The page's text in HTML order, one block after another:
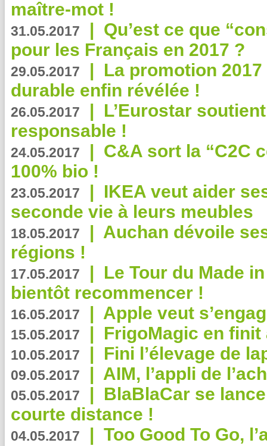
maître-mot !
31.05.2017 | Qu’est ce que
pour les Français en 2017 ?
29.05.2017 | La promotion
durable enfin révélée !
26.05.2017 | L’Eurostar
responsable !
24.05.2017 | C&A sort la “C2C
100% bio !
23.05.2017 | IKEA veut aider
seconde vie à leurs meubles
18.05.2017 | Auchan dévoile
régions !
17.05.2017 | Le Tour du Made
bientôt recommencer !
16.05.2017 | Apple veut
15.05.2017 | FrigoMagic en
10.05.2017 | Fini l’élevage de
09.05.2017 | AIM, l’appli de
05.05.2017 | BlaBlaCar se
courte distance !
04.05.2017 | Too Good To Go,